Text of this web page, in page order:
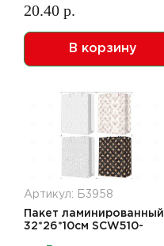
20.40 р.
В корзину
Артикул: Б3958
Пакет ламинированный
32*26*10см SCW510-